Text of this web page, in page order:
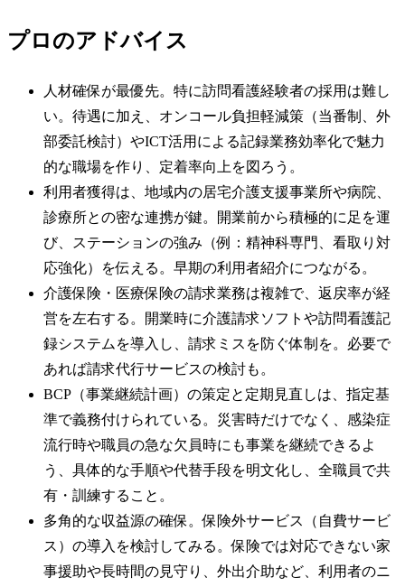
プロのアドバイス
人材確保が最優先。特に訪問看護経験者の採用は難し
い。待遇に加え、オンコール負担軽減策（当番制、外
部委託検討）やICT活用による記録業務効率化で魅力
的な職場を作り、定着率向上を図ろう。
利用者獲得は、地域内の居宅介護支援事業所や病院、
診療所との密な連携が鍵。開業前から積極的に足を運
び、ステーションの強み（例：精神科専門、看取り対
応強化）を伝える。早期の利用者紹介につながる。
介護保険・医療保険の請求業務は複雑で、返戻率が経
営を左右する。開業時に介護請求ソフトや訪問看護記
録システムを導入し、請求ミスを防ぐ体制を。必要で
あれば請求代行サービスの検討も。
BCP（事業継続計画）の策定と定期見直しは、指定基
準で義務付けられている。災害時だけでなく、感染症
流行時や職員の急な欠員時にも事業を継続できるよ
う、具体的な手順や代替手段を明文化し、全職員で共
有・訓練すること。
多角的な収益源の確保。保険外サービス（自費サービ
ス）の導入を検討してみる。保険では対応できない家
事援助や長時間の見守り、外出介助など、利用者のニ